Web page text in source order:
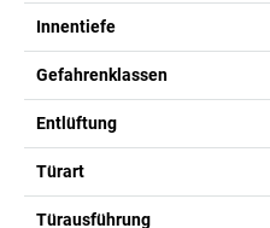
Innentiefe
Gefahrenklassen
Entlüftung
Türart
Türausführung